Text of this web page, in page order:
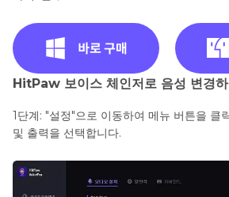
HitPaw 보이스 체인저로 음성 변경
1단계: "설정"으로 이동하여 메뉴 버튼을 클
및 출력을 선택합니다.